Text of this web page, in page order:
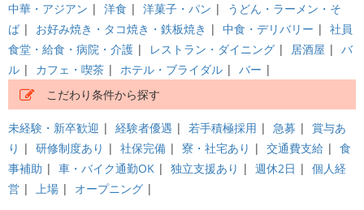
中華・アジアン | 洋食 | 洋菓子・パン |
うどん・ラーメン・そ
ば | お好み焼き・タコ焼き・鉄板焼き | 中食・デリバリー | 社員
食堂・給食・病院・介護 | レストラン・ダイニング | 居酒屋 | バ
ル | カフェ・喫茶 | ホテル・ブライダル | バー |
こだわり条件から探す
未経験・新卒歓迎 | 経験者優遇 | 若手積極採用 | 急募 | 賞与あ
り | 研修制度あり | 社保完備 | 寮・社宅あり | 交通費支給 | 食
事補助 | 車・バイク通勤OK | 独立支援あり | 週休2日 | 個人経
営 | 上場 | オープニング |